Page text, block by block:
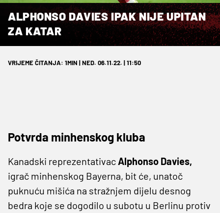
ALPHONSO DAVIES IPAK NIJE UPITAN
ZA KATAR
VRIJEME ČITANJA: 1MIN | NED. 06.11.22. | 11:50
Potvrda minhenskog kluba
Kanadski reprezentativac Alphonso Davies,
igrač minhenskog Bayerna, bit će, unatoč
puknuću mišića na stražnjem dijelu desnog
bedra koje se dogodilo u subotu u Berlinu protiv